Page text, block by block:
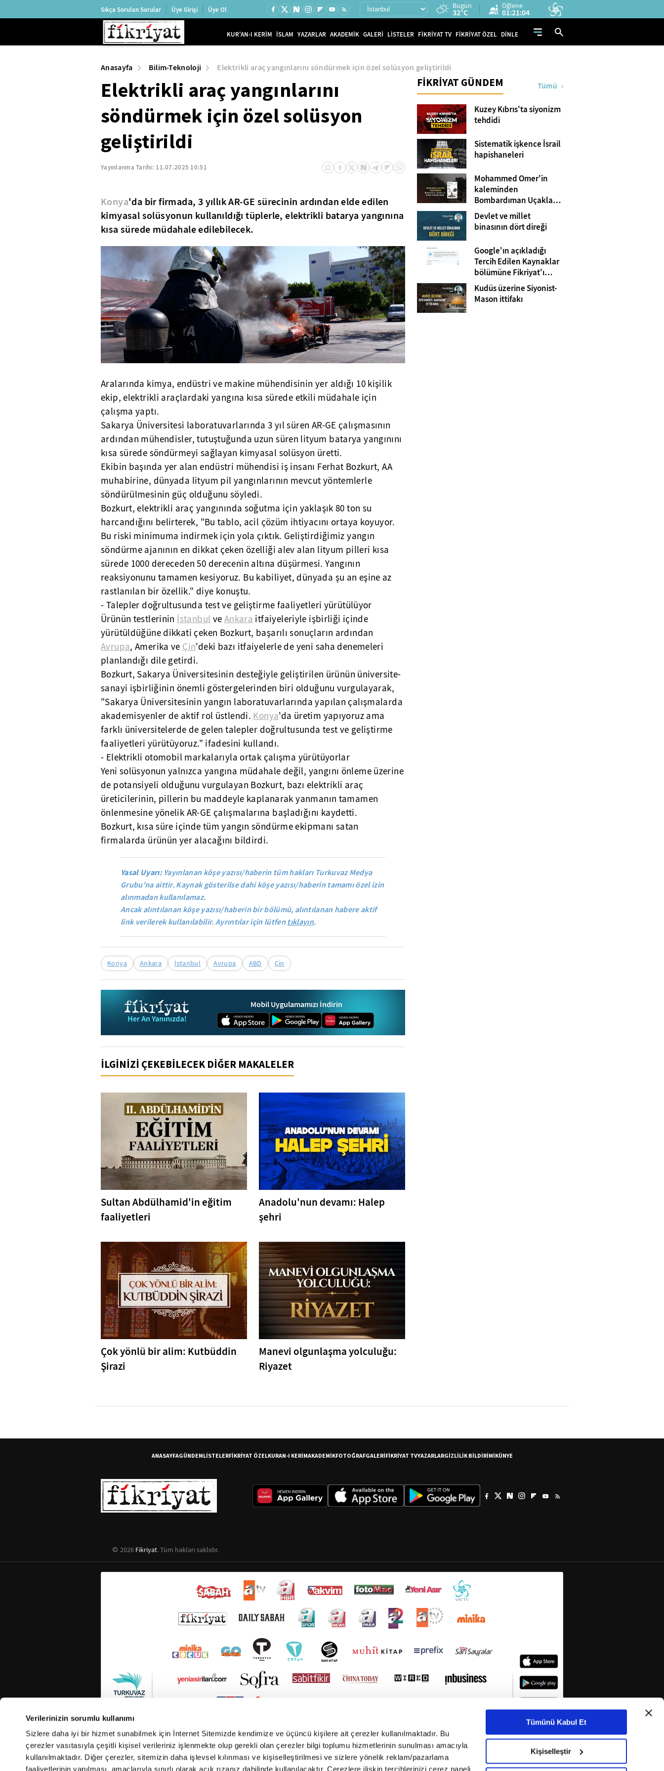
Verilerinizin sorumlu kullanımı
Sizlere daha iyi bir hizmet sunabilmek için İnternet Sitemizde kendimize ve üçüncü kişilere ait çerezler kullanılmaktadır. Bu
çerezler vasıtasıyla çeşitli kişisel verileriniz işlenmekte olup gerekli olan çerezler bilgi toplumu hizmetlerinin sunulması amacıyla
kullanılmaktadır. Diğer çerezler, sitemizin daha işlevsel kılınması ve kişiselleştirilmesi ve sizlere yönelik reklam/pazarlama
faaliyetlerinin yapılması, amaçlarıyla sınırlı olarak açık rızanız dahilinde kullanılacaktır. Çerezlere ilişkin tercihlerinizi çerez paneli
Tümünü Kabul Et
Kişiselleştir
Sıkça Sorulan Sorular Üye Girişi Üye Ol Bugün
32°C
Öğlene
01:21:03
KUR'AN-I KERİM İSLAM YAZARLAR AKADEMİK GALERİ LİSTELER FİKRİYAT TV FİKRİYAT ÖZEL DİNLE
Anasayfa Bilim-Teknoloji Elektrikli araç yangınlarını söndürmek için özel solüsyon geliştirildi
Elektrikli araç yangınlarını
söndürmek için özel solüsyon
geliştirildi
Yayınlanma Tarihi: 11.07.2025 10:51
Konya'da bir firmada, 3 yıllık AR-GE sürecinin ardından elde edilen
kimyasal solüsyonun kullanıldığı tüplerle, elektrikli batarya yangınına
kısa sürede müdahale edilebilecek.
Aralarında kimya, endüstri ve makine mühendisinin yer aldığı 10 kişilik
ekip, elektrikli araçlardaki yangına kısa sürede etkili müdahale için
çalışma yaptı.
Sakarya Üniversitesi laboratuvarlarında 3 yıl süren AR-GE çalışmasının
ardından mühendisler, tutuştuğunda uzun süren lityum batarya yangınını
kısa sürede söndürmeyi sağlayan kimyasal solüsyon üretti.
Ekibin başında yer alan endüstri mühendisi iş insanı Ferhat Bozkurt, AA
muhabirine, dünyada lityum pil yangınlarının mevcut yöntemlerle
söndürülmesinin güç olduğunu söyledi.
Bozkurt, elektrikli araç yangınında soğutma için yaklaşık 80 ton su
harcandığını belirterek, "Bu tablo, acil çözüm ihtiyacını ortaya koyuyor.
Bu riski minimuma indirmek için yola çıktık. Geliştirdiğimiz yangın
söndürme ajanının en dikkat çeken özelliği alev alan lityum pilleri kısa
sürede 1000 dereceden 50 derecenin altına düşürmesi. Yangının
reaksiyonunu tamamen kesiyoruz. Bu kabiliyet, dünyada şu an eşine az
rastlanılan bir özellik." diye konuştu.
- Talepler doğrultusunda test ve geliştirme faaliyetleri yürütülüyor
Ürünün testlerinin İstanbul ve Ankara itfaiyeleriyle işbirliği içinde
yürütüldüğüne dikkati çeken Bozkurt, başarılı sonuçların ardından
Avrupa, Amerika ve Çin'deki bazı itfaiyelerle de yeni saha denemeleri
planlandığı dile getirdi.
Bozkurt, Sakarya Üniversitesinin desteğiyle geliştirilen ürünün üniversite-
sanayi işbirliğinin önemli göstergelerinden biri olduğunu vurgulayarak,
"Sakarya Üniversitesinin yangın laboratuvarlarında yapılan çalışmalarda
akademisyenler de aktif rol üstlendi. Konya'da üretim yapıyoruz ama
farklı üniversitelerde de gelen talepler doğrultusunda test ve geliştirme
faaliyetleri yürütüyoruz." ifadesini kullandı.
- Elektrikli otomobil markalarıyla ortak çalışma yürütüyorlar
Yeni solüsyonun yalnızca yangına müdahale değil, yangını önleme üzerine
de potansiyeli olduğunu vurgulayan Bozkurt, bazı elektrikli araç
üreticilerinin, pillerin bu maddeyle kaplanarak yanmanın tamamen
önlenmesine yönelik AR-GE çalışmalarına başladığını kaydetti.
Bozkurt, kısa süre içinde tüm yangın söndürme ekipmanı satan
firmalarda ürünün yer alacağını bildirdi.
Yasal Uyarı:Yayınlanan köşe yazısı/haberin tüm hakları Turkuvaz Medya
Grubu'na aittir. Kaynak gösterilse dahi köşe yazısı/haberin tamamı özel izin
alınmadan kullanılamaz.
Ancak alıntılanan köşe yazısı/haberin bir bölümü, alıntılanan habere aktif
link verilerek kullanılabilir. Ayrıntılar için lütfentıklayın.
Konya Ankara İstanbul Avrupa ABD Çin
Mobil Uygulamamızı İndirin
İLGİNİZİ ÇEKEBİLECEK DİĞER MAKALELER
Sultan Abdülhamid'in eğitim
faaliyetleri
Anadolu'nun devamı: Halep
şehri
Çok yönlü bir alim: Kutbüddin
Şirazi
Manevi olgunlaşma yolculuğu:
Riyazet
FİKRİYAT GÜNDEM Tümü
Kuzey Kıbrıs'ta siyonizm
tehdidi
Sistematik işkence İsrail
hapishaneleri
Mohammed Omer'in
kaleminden
Bombardıman Uçakları
ve Tanklar Arasında
Gazze
Devlet ve millet
binasının dört direği
Google'ın açıkladığı
Tercih Edilen Kaynaklar
bölümüne Fikriyat'ı
eklemeyi unutmayın!
Kudüs üzerine Siyonist-
Mason ittifakı
ANASAYFAGÜNDEMLİSTELERFİKRİYAT ÖZELKURAN-I KERİMAKADEMİKFOTOĞRAFGALERİFİKRİYAT TVYAZARLARGİZLİLİK BİLDİRİMİKÜNYE
2026 Fikriyat. Tüm hakları saklıdır.